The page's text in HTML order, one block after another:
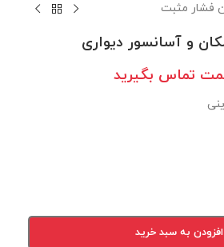
فشار مثبت
و آسانسور ديواری
تماس بگيريد
افزودن به سبد خرید